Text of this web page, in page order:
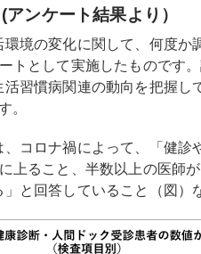
ンケート結果より）
境の変化に関して、何度か
トとして実施したものです
習慣病関連の動向を把握し
。
コロナ禍によって、「健診
上ること、半数以上の医師
と回答していること（図）